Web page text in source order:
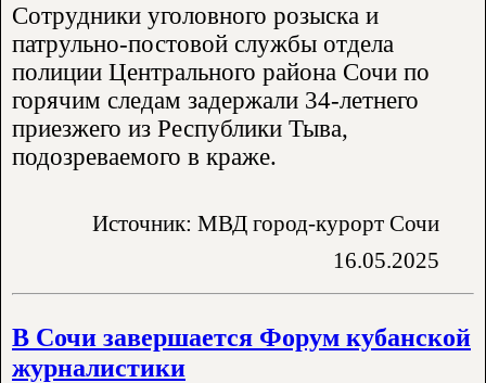
Сотрудники уголовного розыска и
патрульно-постовой службы отдела
полиции Центрального района Сочи по
горячим следам задержали 34-летнего
приезжего из Республики Тыва,
подозреваемого в краже.
Источник: МВД город-курорт Сочи
16.05.2025
В Сочи завершается Форум кубанской
журналистики